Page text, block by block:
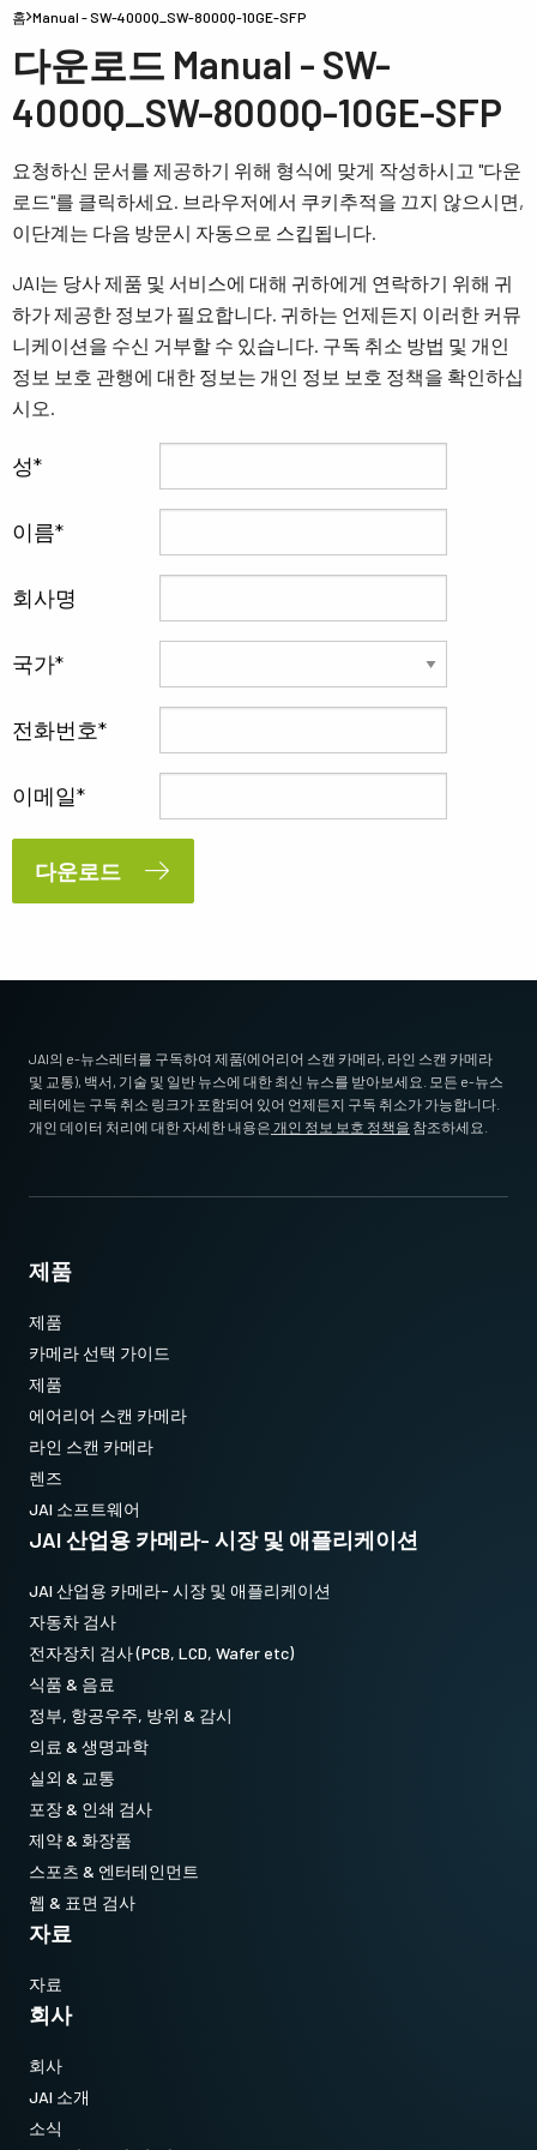
홈 Manual - SW-4000Q_SW-8000Q-10GE-SFP
다운로드 Manual - SW-
4000Q_SW-8000Q-10GE-SFP
요청하신 문서를 제공하기 위해 형식에 맞게 작성하시고 "다운
로드"를 클릭하세요. 브라우저에서 쿠키추적을 끄지 않으시면,
이단계는 다음 방문시 자동으로 스킵됩니다.
JAI는 당사 제품 및 서비스에 대해 귀하에게 연락하기 위해 귀
하가 제공한 정보가 필요합니다. 귀하는 언제든지 이러한 커뮤
니케이션을 수신 거부할 수 있습니다. 구독 취소 방법 및 개인
정보 보호 관행에 대한 정보는 개인 정보 보호 정책을 확인하십
시오.
성
이름
회사명
국가
전화번호
이메일
다운로드
JAI의 e-뉴스레터를 구독하여 제품(에어리어 스캔 카메라, 라인 스캔 카메라
및 교통), 백서, 기술 및 일반 뉴스에 대한 최신 뉴스를 받아보세요. 모든 e-뉴스
레터에는 구독 취소 링크가 포함되어 있어 언제든지 구독 취소가 가능합니다.
개인 데이터 처리에 대한 자세한 내용은 개인 정보 보호 정책을 참조하세요.
제품
제품
카메라 선택 가이드
제품
에어리어 스캔 카메라
라인 스캔 카메라
렌즈
JAI 소프트웨어
JAI 산업용 카메라- 시장 및 애플리케이션
JAI 산업용 카메라- 시장 및 애플리케이션
자동차 검사
전자장치 검사 (PCB, LCD, Wafer etc)
식품 & 음료
정부, 항공우주, 방위 & 감시
의료 & 생명과학
실외 & 교통
포장 & 인쇄 검사
제약 & 화장품
스포츠 & 엔터테인먼트
웹 & 표면 검사
자료
자료
회사
회사
JAI 소개
소식